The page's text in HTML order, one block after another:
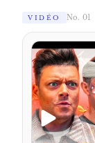
VIDÉO No. 01